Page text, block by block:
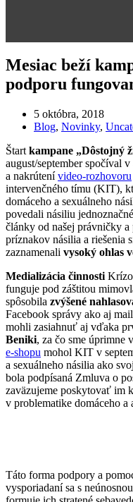
Mesiac beží
podporu
5 októbra, 2018
Blog, Novinky,
Štart kampane „Dôstojný
august/september spočíval v
a nakrútenívideo-rozhovoru
intervenčného tímu (KIT),
domáceho a sexuálneho
povedali násiliu
články od našej právničky
príznakov násilia a riešenia
zaznamenali vysoký ohlas
Medializácia činnosti
funguje pod záštitou
spôsobila zvýšené
Facebook správy ako aj
mohli zasiahnuť aj vďaka
Beniki, za čo sme úprimne
e-shopu mohol KIT v
a sexuálneho násilia ako
bola podpísaná Zmluva o
zaväzujeme poskytovať im
v problematike domáceho a
Táto forma podpory a
vysporiadaní sa s